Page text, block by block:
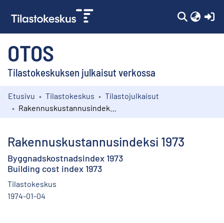
OTOS
Tilastokeskuksen julkaisut verkossa
Kokoelmat
Etusivu Tilastokeskus
Tilastojulkaisut
Rakennuskustannusindeksi 1973
Byggnadskostnadsindex 1973
Building cost index 1973
Tilastokeskus
1974-01-04